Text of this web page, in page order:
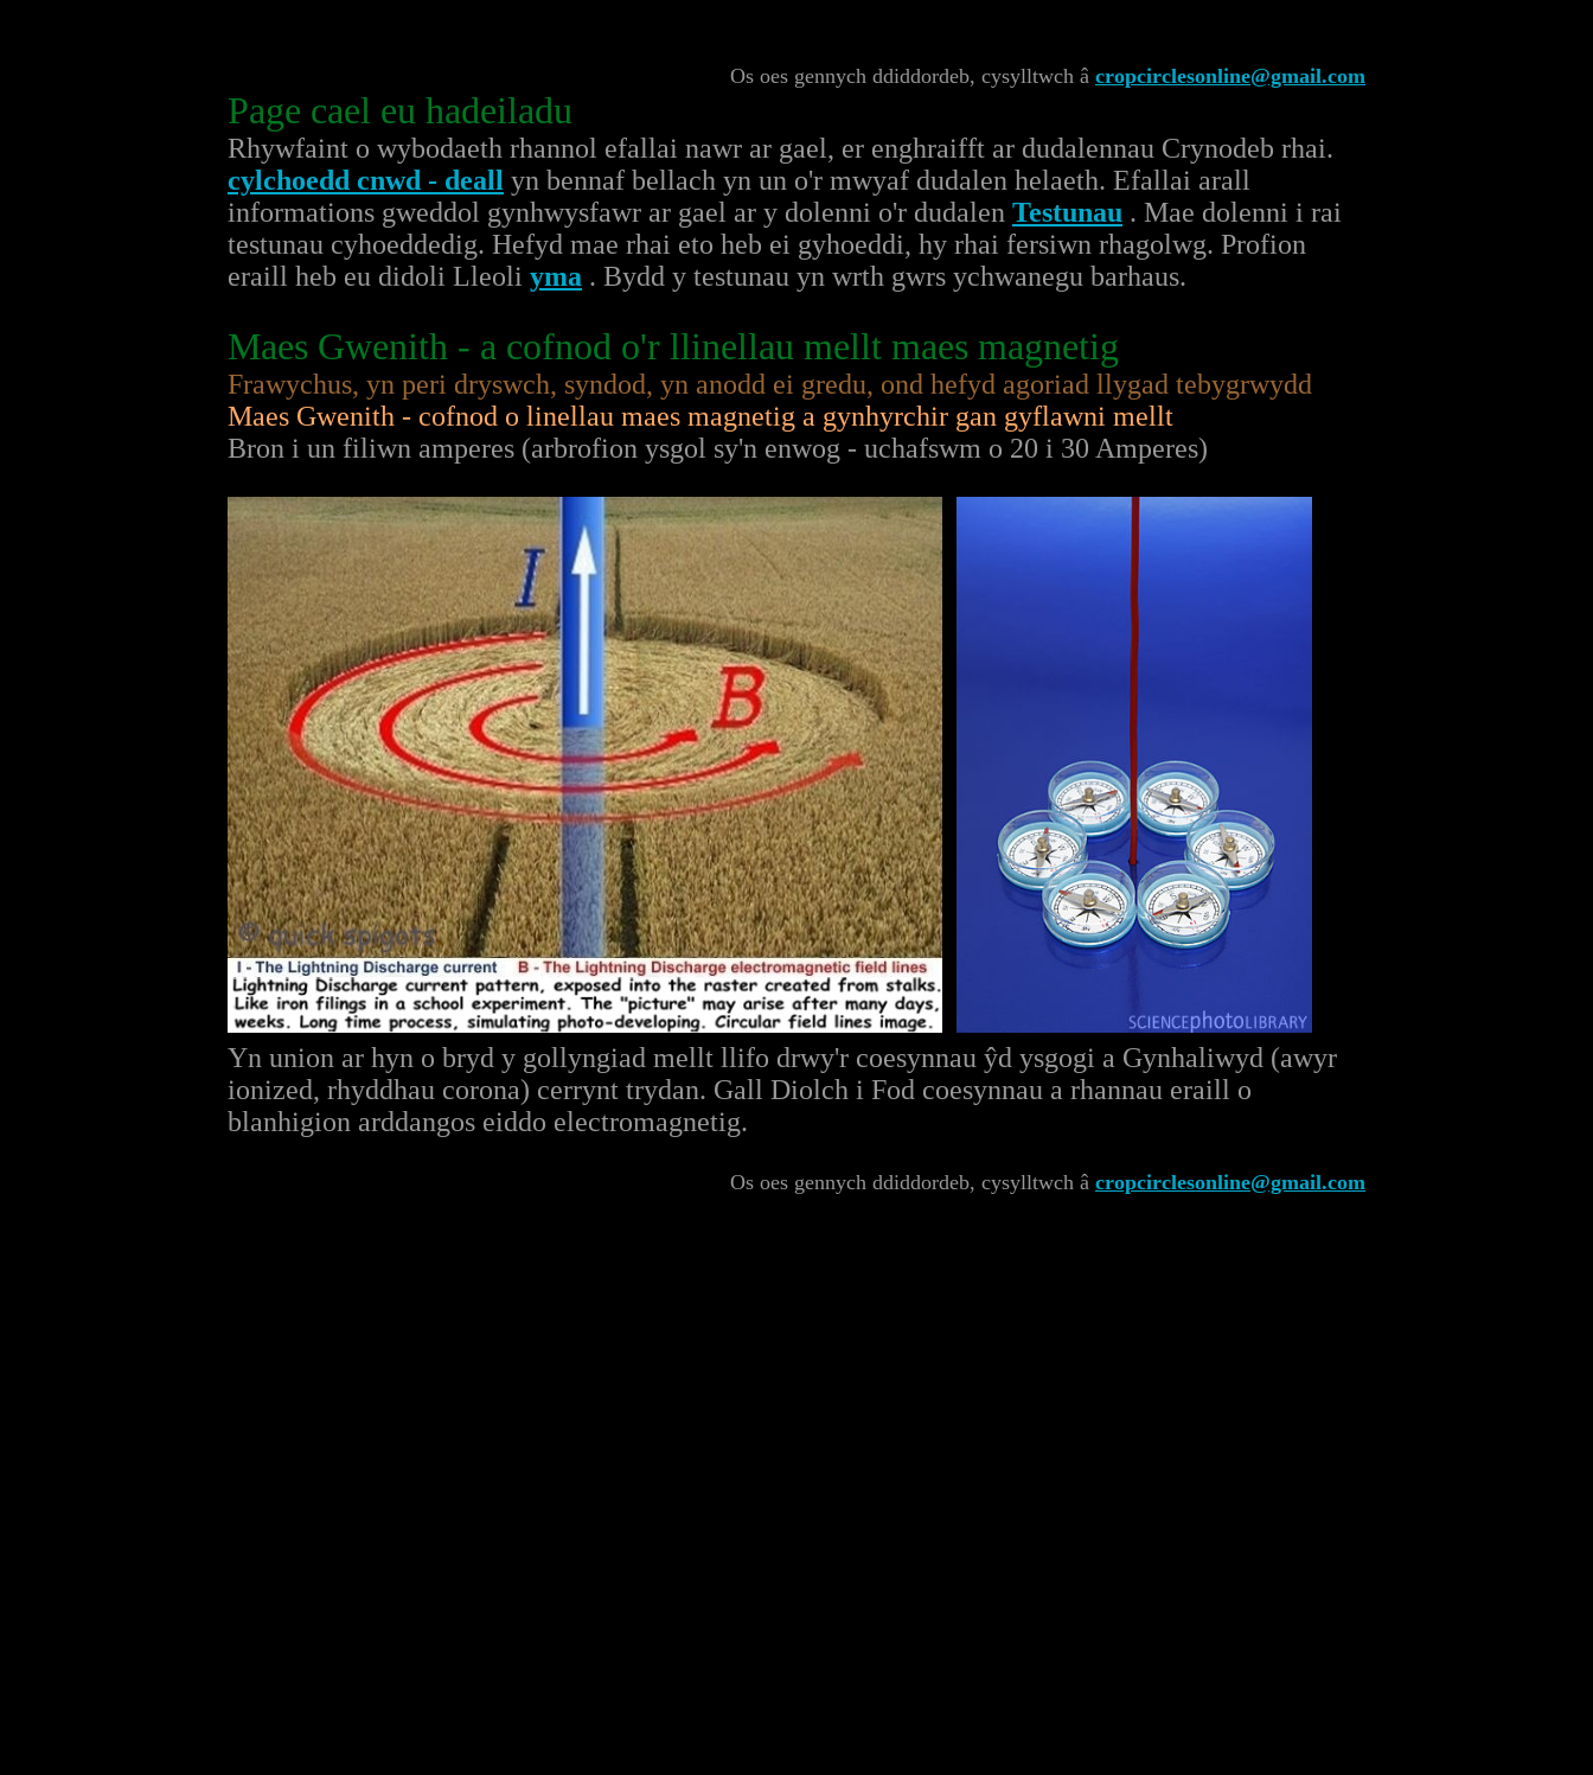
Os oes gennych ddiddordeb, cysylltwch â cropcirclesonline@gmail.com
Page cael eu hadeiladu
Rhywfaint o wybodaeth rhannol efallai nawr ar gael, er enghraifft ar dudalennau Crynodeb rhai.
cylchoedd cnwd - deall yn bennaf bellach yn un o'r mwyaf dudalen helaeth. Efallai arall
informations gweddol gynhwysfawr ar gael ar y dolenni o'r dudalen Testunau . Mae dolenni i rai
testunau cyhoeddedig. Hefyd mae rhai eto heb ei gyhoeddi, hy rhai fersiwn rhagolwg. Profion
eraill heb eu didoli Lleoli yma . Bydd y testunau yn wrth gwrs ychwanegu barhaus.
Maes Gwenith - a cofnod o'r llinellau mellt maes magnetig
Frawychus, yn peri dryswch, syndod, yn anodd ei gredu, ond hefyd agoriad llygad tebygrwydd
Maes Gwenith - cofnod o linellau maes magnetig a gynhyrchir gan gyflawni mellt
Bron i un filiwn amperes (arbrofion ysgol sy'n enwog - uchafswm o 20 i 30 Amperes)
Yn union ar hyn o bryd y gollyngiad mellt llifo drwy'r coesynnau ŷd ysgogi a Gynhaliwyd (awyr
ionized, rhyddhau corona) cerrynt trydan. Gall Diolch i Fod coesynnau a rhannau eraill o
blanhigion arddangos eiddo electromagnetig.
Os oes gennych ddiddordeb, cysylltwch â cropcirclesonline@gmail.com